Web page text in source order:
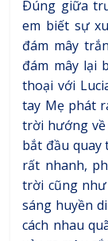
Ðúng giữa
em biết sự
đám mây
đám mây lại
thoại với
tay Mẹ phát
trời hướng
bắt đầu
rất nhanh,
trời cũng
sáng huyền
cách nhau